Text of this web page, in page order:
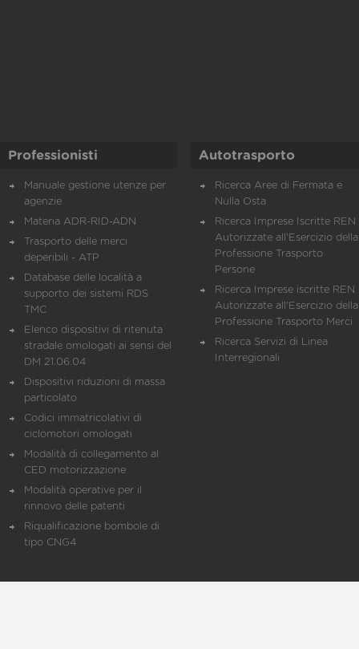
Professionisti
Manuale gestione utenze per
agenzie
Materia ADR-RID-ADN
Trasporto delle merci
deperibili - ATP
Database delle località a
supporto dei sistemi RDS
TMC
Elenco dispositivi di ritenuta
stradale omologati ai sensi del
DM 21.06.04
Dispositivi riduzioni di massa
particolato
Codici immatricolativi di
ciclomotori omologati
Modalità di collegamento al
CED motorizzazione
Modalità operative per il
rinnovo delle patenti
Riqualificazione bombole di
tipo CNG4
Autotrasporto
Ricerca Aree di Fermata e
Nulla Osta
Ricerca Imprese Iscritte REN
Autorizzate all'Esercizio della
Professione Trasporto
Persone
Ricerca Imprese iscritte REN
Autorizzate all'Esercizio della
Professione Trasporto Merci
Ricerca Servizi di Linea
Interregionali